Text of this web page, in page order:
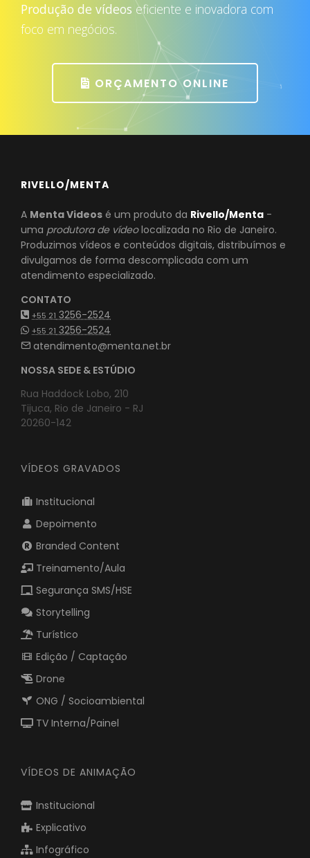
Produção de vídeos eficiente e inovadora com
foco em negócios.
ORÇAMENTO ONLINE
RIVELLO/MENTA
A Menta Videos é um produto da Rivello/Menta -
uma produtora de vídeolocalizada no Rio de Janeiro.
Produzimos vídeos e conteúdos digitais, distribuímos e
divulgamos de forma descomplicada com um
atendimento especializado.
CONTATO
+55 213256-2524
+55 213256-2524
atendimento@menta.net.br
NOSSA SEDE & ESTÚDIO
Rua Haddock Lobo, 210
Tijuca, Rio de Janeiro - RJ
20260-142
VÍDEOS GRAVADOS
Institucional
Depoimento
Branded Content
Treinamento/Aula
Segurança SMS/HSE
Storytelling
Turístico
Edição / Captação
Drone
ONG / Socioambiental
TV Interna/Painel
VÍDEOS DE ANIMAÇÃO
Institucional
Explicativo
Infográfico